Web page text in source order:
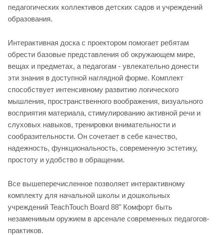
педагогических коллективов детских садов и учреждений
образования.
Интерактивная доска с проектором помогает ребятам
обрести базовые представления об окружающем мире,
вещах и предметах, а педагогам - увлекательно донести
эти знания в доступной наглядной форме. Комплект
способствует интенсивному развитию логического
мышления, пространственного воображения, визуального
восприятия материала, стимулированию активной речи и
слуховых навыков, тренировки внимательности и
сообразительности. Он сочетает в себе качество,
надежность, функциональность, современную эстетику,
простоту и удобство в обращении.
Все вышеперечисленное позволяет интерактивному
комплекту для начальной школы и дошкольных
учреждений TeachTouch Board 88" Комфорт быть
незаменимым оружием в арсенале современных педагогов-
практиков.